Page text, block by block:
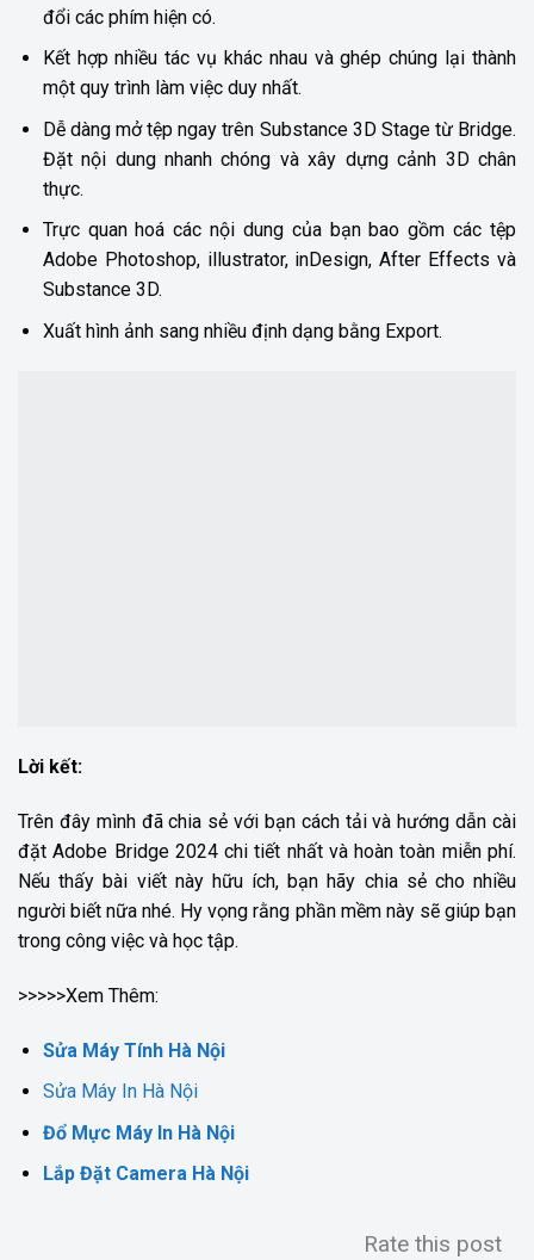
đổi các phím hiện có.
Kết hợp nhiều tác vụ khác nhau và ghép chúng lại thành
một quy trình làm việc duy nhất.
Dễ dàng mở tệp ngay trên Substance 3D Stage từ Bridge.
Đặt nội dung nhanh chóng và xây dựng cảnh 3D chân
thực.
Trực quan hoá các nội dung của bạn bao gồm các tệp
Adobe Photoshop, illustrator, inDesign, After Effects và
Substance 3D.
Xuất hình ảnh sang nhiều định dạng bằng Export.
Lời kết:
Trên đây mình đã chia sẻ với bạn cách tải và hướng dẫn cài
đặt Adobe Bridge 2024 chi tiết nhất và hoàn toàn miễn phí.
Nếu thấy bài viết này hữu ích, bạn hãy chia sẻ cho nhiều
người biết nữa nhé. Hy vọng rằng phần mềm này sẽ giúp bạn
trong công việc và học tập.
>>>>>Xem Thêm:
Sửa Máy Tính Hà Nội
Sửa Máy In Hà Nội
Đổ Mực Máy In Hà Nội
Lắp Đặt Camera Hà Nội
Rate this post